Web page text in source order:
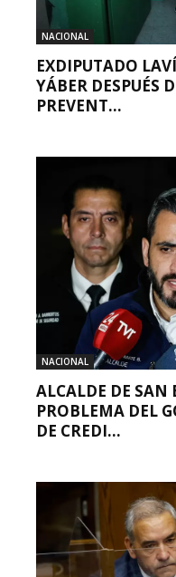
NACIONAL
EXDIPUTADO
YÁBER DESPUÉS
PREVENT...
NACIONAL
ALCALDE DE SAN
PROBLEMA DEL
DE CREDI...